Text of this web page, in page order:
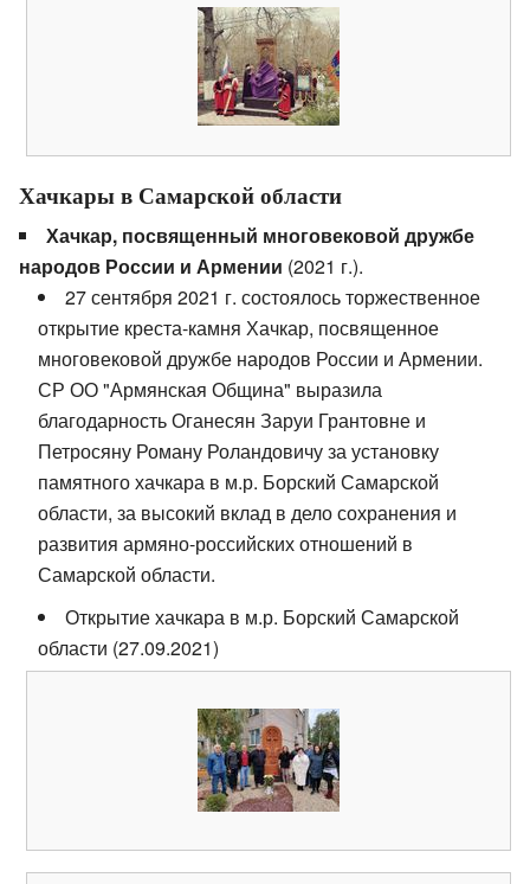
Хачкары в Самарской области
Хачкар, посвященный многовековой дружбе
народов России и Армении (2021 г.).
27 сентября 2021 г. состоялось торжественное
открытие креста-камня Хачкар, посвященное
многовековой дружбе народов России и Армении.
СР ОО "Армянская Община" выразила
благодарность Оганесян Заруи Грантовне и
Петросяну Роману Роландовичу за установку
памятного хачкара в м.р. Борский Самарской
области, за высокий вклад в дело сохранения и
развития армяно-российских отношений в
Самарской области.
Открытие хачкара в м.р. Борский Самарской
области (27.09.2021)